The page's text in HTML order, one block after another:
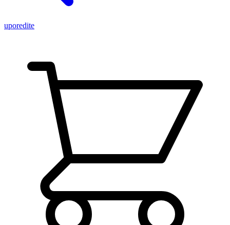
uporedite